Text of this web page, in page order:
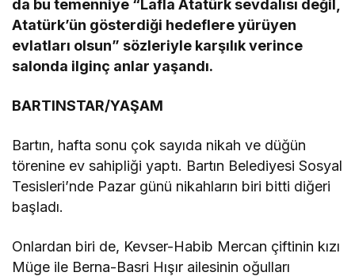
da bu temenniye “Lafla Atatürk sevdalısı değil,
Atatürk’ün gösterdiği hedeflere yürüyen
evlatları olsun” sözleriyle karşılık verince
salonda ilginç anlar yaşandı.
BARTINSTAR/YAŞAM
Bartın, hafta sonu çok sayıda nikah ve düğün
törenine ev sahipliği yaptı. Bartın Belediyesi Sosyal
Tesisleri’nde Pazar günü nikahların biri bitti diğeri
başladı.
Onlardan biri de, Kevser-Habib Mercan çiftinin kızı
Müge ile Berna-Basri Hışır ailesinin oğulları